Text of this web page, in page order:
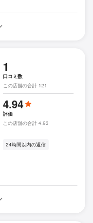
1
口コミ数
この店舗の合計 121
4.94
評価
この店舗の合計 4.93
24時間以内の返信